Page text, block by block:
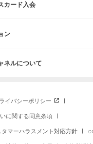
カード入会
ン
ネルについて
イバシーポリシー
に関する同意条項
マーハラスメント対応方針